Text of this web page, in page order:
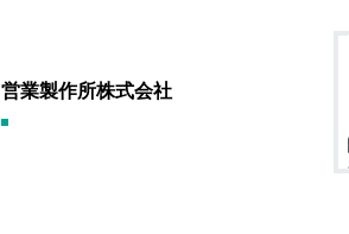
営業製作所株式会社